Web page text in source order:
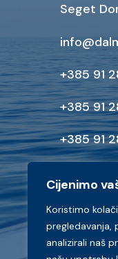
Cijenimo
Koristimo
pregledavanja,
analizirali naš
Seget
+385 91
+385 91
+385 91